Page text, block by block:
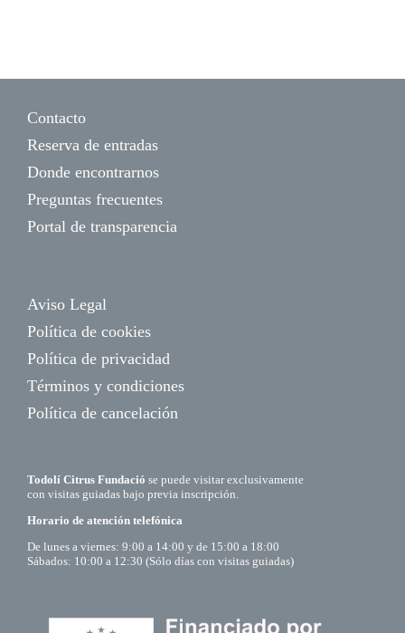
Contacto
Reserva de entradas
Donde encontrarnos
Preguntas frecuentes
Portal de transparencia
Aviso Legal
Política de cookies
Política de privacidad
Términos y condiciones
Política de cancelación
Todolí Citrus Fundació se puede visitar exclusivamente
con visitas guiadas bajo previa inscripción.
Horario de atención telefónica
De lunes a viernes: 9:00 a 14:00 y de 15:00 a 18:00
Sábados: 10:00 a 12:30 (Sólo días con visitas guiadas)